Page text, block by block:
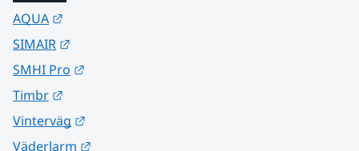
AQUA
SIMAIR
SMHI Pro
Timbr
Vinterväg
Väderlarm